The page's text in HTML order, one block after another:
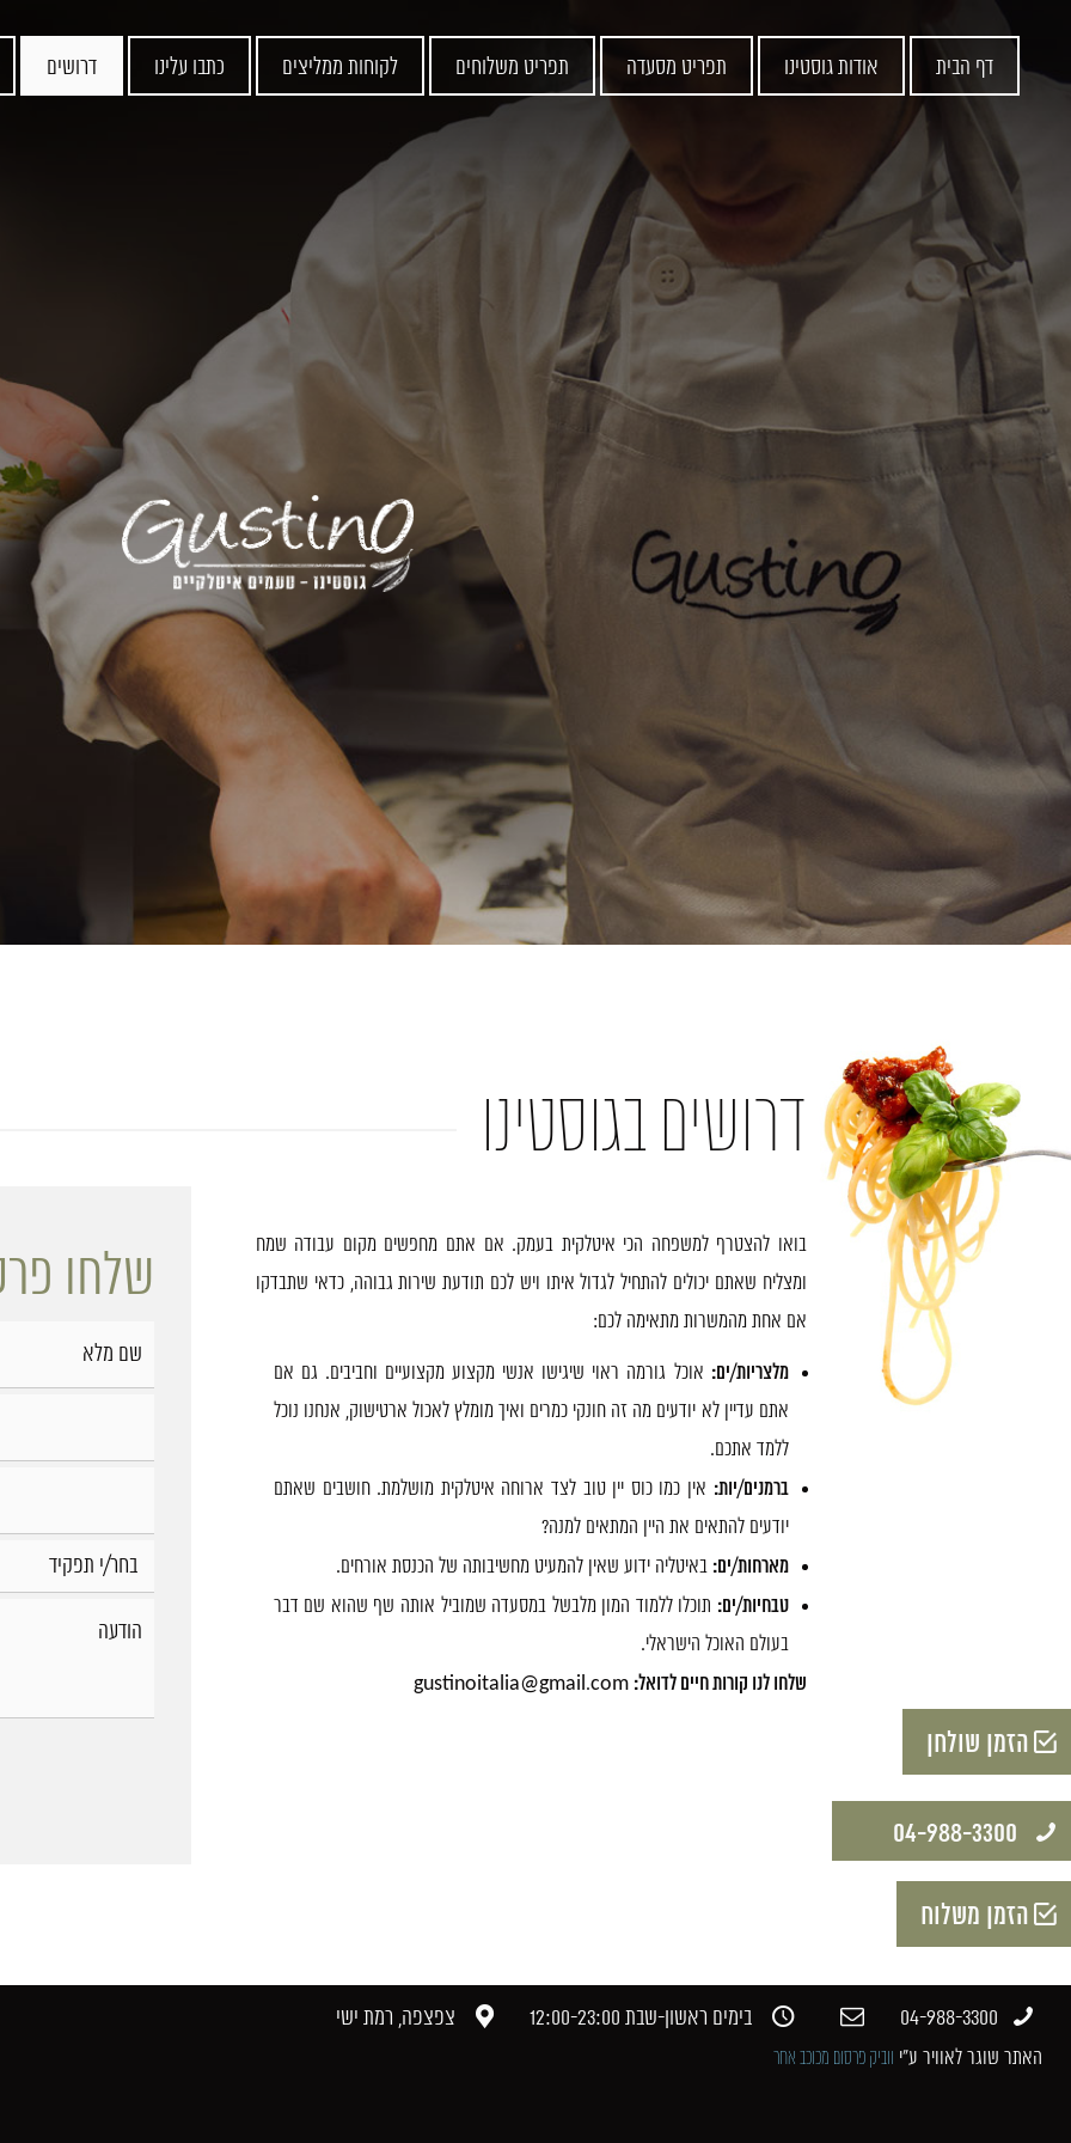
דף הבית אודות גוסטינו תפריט מסעדה תפריט משלוחים לקוחות ממליצים כתבו עלינו דרושים
דרושים בגוסטינו
שלחו
בואו להצטרף למשפחה הכי איטלקית בעמק. אם אתם מחפשים מקום עבודה שמח
ומצליח שאתם יכולים להתחיל לגדול איתו ויש לכם תודעת שירות גבוהה, כדאי שתבדקו
אם אחת מהמשרות מתאימה לכם:
מלצריות/ים: אוכל גורמה ראוי שיגישו אנשי מקצוע מקצועיים וחביבים. גם אם
אתם עדיין לא יודעים מה זה חונקי כמרים ואיך מומלץ לאכול ארטישוק, אנחנו נוכל
ללמד אתכם.
ברמנים/יות: אין כמו כוס יין טוב לצד ארוחה איטלקית מושלמת. חושבים שאתם
יודעים להתאים את היין המתאים למנה?
מארחות/ים: באיטליה ידוע שאין להמעיט מחשיבותה של הכנסת אורחים.
טבחיות/ים: תוכלו ללמוד המון מלבשל במסעדה שמוביל אותה שף שהוא שם דבר
בעולם האוכל הישראלי.
שלחו לנו קורות חיים לדואל: gustinoitalia@gmail.com
הזמן שולחן
04-988-3300​
הזמן משלוח
04-988-3300​ בימים ראשון-שבת 12:00-23:00​ צפצפה, רמת ישי​
האתר שוגר לאוויר ע"י ווביק פרסום מכוכב אחר